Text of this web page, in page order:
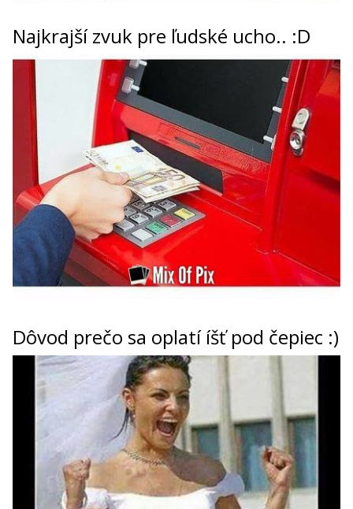
Najkrajší zvuk pre ľudské ucho.. :D
Dôvod prečo sa oplatí íšť pod čepiec :)